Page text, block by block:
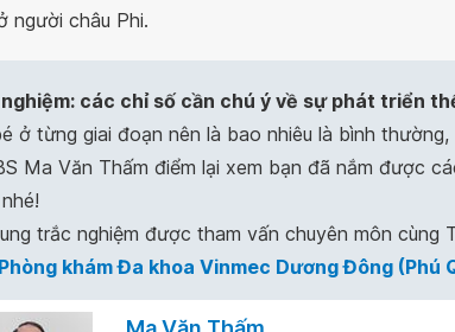
người châu Phi.
các chỉ số cần chú ý về sự phát triển
ở từng giai đoạn nên là bao nhiêu là bình
Ma Văn Thấm điểm lại xem bạn đã nắm được
trắc nghiệm được tham vấn chuyên môn cùng
Phòng khám Đa khoa Vinmec Dương Đông (Phú